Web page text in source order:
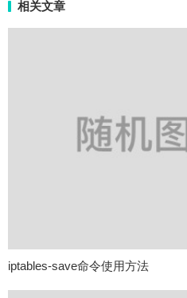
相关文章
iptables-save命令使用方法